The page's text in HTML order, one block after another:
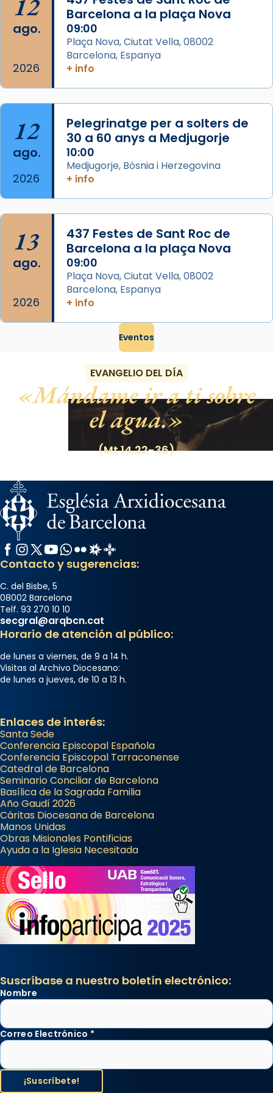
partir de l’Edat Mitjana sorgeix la tradició
que les santes Juliana (“relatiu a Júlia”) i
Semproniana (“relatiu a Semprònia =
eterna”) són deixebles seves. I l’any 1667, el
frare Joan Gaspar Roig, afirma en una obra
que les santes són filles de l’antiga Iluro.
Mataró en reivindicarà les relíq
Foto
View on Facebook ·
12
ago.
2026
Barcelona a la plaça Nova
09:00
Plaça Nova, Ciutat Vella, 08002
Barcelona, Espanya
+ info
12
ago.
2026
Pelegrinatge per a solters de
30 a 60 anys a Medjugorje
10:00
Medjugorje, Bòsnia i Herzegovina
+ info
13
ago.
2026
437 Festes de Sant Roc de
Barcelona a la plaça Nova
09:00
Plaça Nova, Ciutat Vella, 08002
Barcelona, Espanya
+ info
Eventos
EVANGELIO DEL DÍA
Mándame ir a ti sobre
el agua.
(Mt 14,22-36)
Facebook
Instagram
X / Twitter
YouTube
WhatsApp
FlickrRadio Estel
Catalunya Cristiana
Contacto y sugerencias:
C. del Bisbe, 5
08002 Barcelona
Telf. 93 270 10 10
secgral@arqbcn.cat
Horario de atención al público:
de lunes a viernes, de 9 a 14 h.
Visitas al Archivo Diocesano:
de lunes a jueves, de 10 a 13 h.
Enlaces de interés:
Santa Sede
Conferencia Episcopal Española
Conferencia Episcopal Tarraconense
Catedral de Barcelona
Seminario Conciliar de Barcelona
Basílica de la Sagrada Familia
Año Gaudí 2026
Cáritas Diocesana de Barcelona
Manos Unidas
Obras Misionales Pontificias
Ayuda a la Iglesia Necesitada
Suscríbase a nuestro boletín electrónico:
Nombre
Correo Electrónico *